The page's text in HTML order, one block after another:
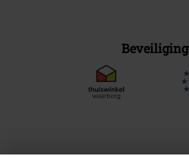
Beveiliging